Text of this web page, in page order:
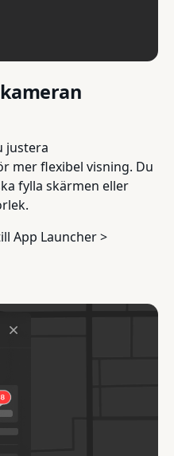
justera
mer flexibel visning. Du
fylla skärmen eller
App Launcher >